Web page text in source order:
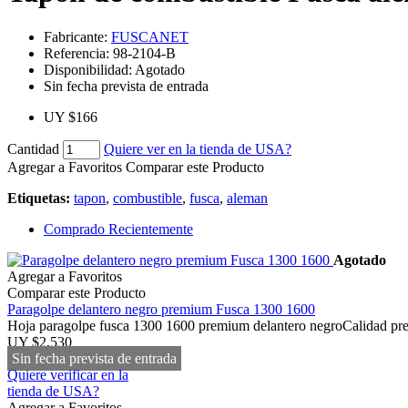
Fabricante: FUSCANET
Referencia: 98-2104-B
Disponibilidad: Agotado
Sin fecha prevista de entrada
UY $166
Cantidad
Quiere ver en la tienda de USA?
Agregar a Favoritos Comparar este Producto
Etiquetas: tapon, combustible, fusca, aleman
Comprado Recientemente
Agotado
Agregar a Favoritos
Comparar este Producto
Paragolpe delantero negro premium Fusca 1300 1600
Hoja paragolpe fusca 1300 1600 premium delantero negroCalidad
UY $2,530
Sin fecha prevista de entrada
Quiere verificar en la
tienda de USA?